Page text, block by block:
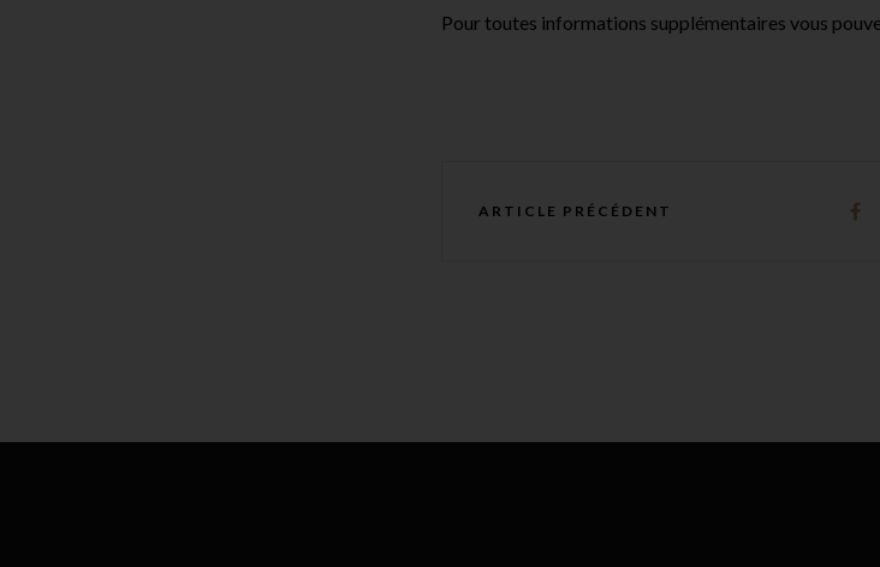
Pour toutes informations supplémentaires vous
ARTICLE PRÉCÉDENT